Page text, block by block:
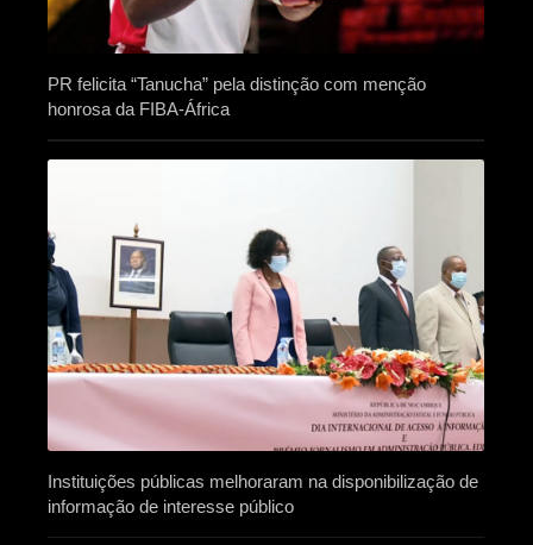
PR felicita “Tanucha” pela distinção com menção
honrosa da FIBA-África
Instituições públicas melhoraram na disponibilização de
informação de interesse público